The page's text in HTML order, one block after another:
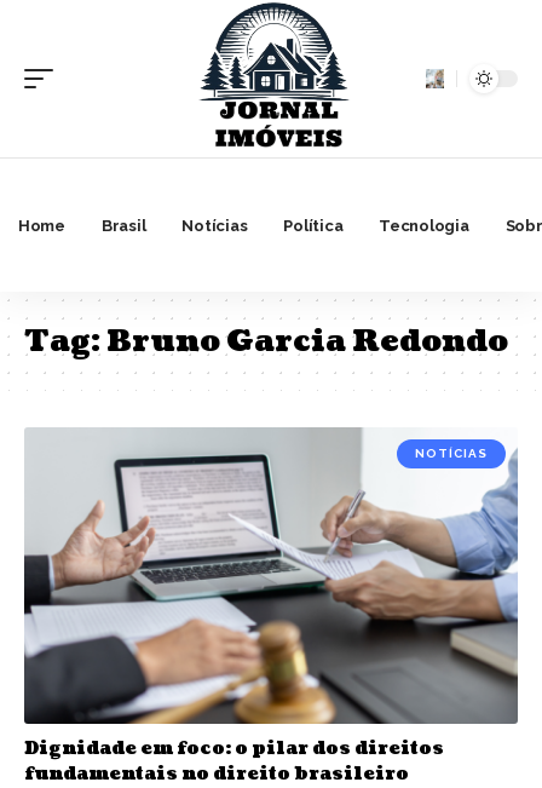
Home Brasil Notícias Política Tecnologia
Tag:Bruno Garcia Redondo
NOTÍCIAS
Dignidade em foco: o pilar dos direitos
fundamentais no direito brasileiro